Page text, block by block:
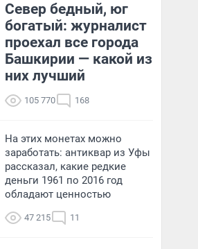
Север бедный, юг
богатый: журналист
проехал все города
Башкирии — какой из
них лучший
105 770 168
На этих монетах можно
заработать: антиквар из Уфы
рассказал, какие редкие
деньги 1961 по 2016 год
обладают ценностью
47 215 11